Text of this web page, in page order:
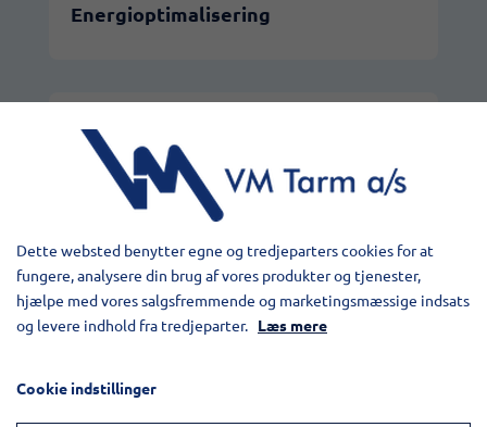
Energioptimalisering
Gjenbruk av avfall
Dette websted benytter egne og tredjeparters cookies for at
fungere, analysere din brug af vores produkter og tjenester,
hjælpe med vores salgsfremmende og marketingsmæssige indsats
og levere indhold fra tredjeparter. Læs mere
Cookie indstillinger